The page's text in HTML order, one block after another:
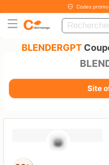
Codes
BLENDERGPT
Site